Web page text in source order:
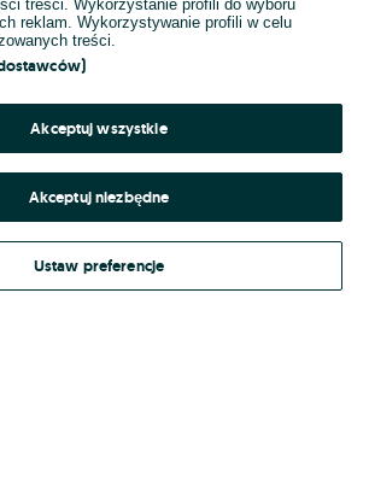
jednego z dostawców wskazanych powyżej,
serwisu OLX.pl w jego aktualnym brzmieniu.
treści. Wykorzystanie profili do wyboru
reklam. Wykorzystywanie profili w celu
treści.
Akceptuj wszystkie
Akceptuj niezbędne
Ustaw preferencje